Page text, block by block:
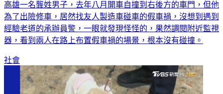
高雄一名龔姓男子，去年八月開車自撞到右後方的車門，但他
為了出險修車，居然找友人製造車碰車的假車禍，沒想到遇到
經驗老道的承辦員警，一眼就發現怪怪的，果然調閱附近監視
器，看到兩人在路上布置假車禍的場景，根本沒有碰撞。
社會